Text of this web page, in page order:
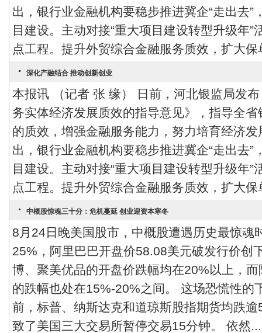
出，银行业金融机构要稳步推进冀企“走出去
目建设。主动对接“重大项目建设转型升级年
点工程。提升外贸综合金融服务质效，扩大
深化产融结合 推动创新创业
本报讯 （记者 张 缘） 日前，河北银监局发
务实体经济发展质效的指导意见》，指导全
的质效，增强金融服务能力，努力培育经
出，银行业金融机构要稳步推进冀企“走出去
目建设。主动对接“重大项目建设转型升级年
点工程。提升外贸综合金融服务质效，扩大
中概股惊魂三十分：危机蔓延 创业迎资本寒冬
8月24日晚美国股市，中概股遭遇历史最惊魂
25%，阿里巴巴开盘价58.08美元破发行价创
博、聚美优品的开盘价跌幅均在20%以上，
的跌幅也处在15%-20%之间。 这场恐慌性的
前，标普、纳斯达克和道琼斯股指期货均跌逾
致了美国三大交易所暂停交易15分钟。 依然...